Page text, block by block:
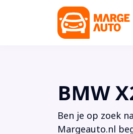
BMW
Ben je op zoek
Margeauto.nl